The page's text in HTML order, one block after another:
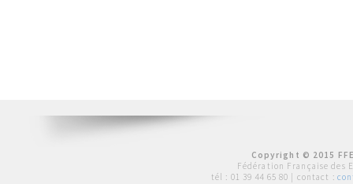
Copyright © 2015
Fédération Française des
tél : 01 39 44 65 80 | contact :